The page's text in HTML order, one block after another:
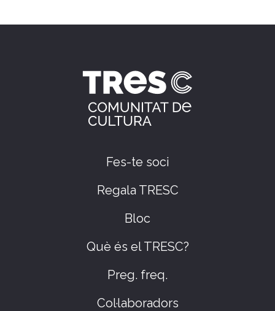
Fes-te soci
Regala TRESC
Bloc
Què és el TRESC?
Preg. freq.
Col·laboradors